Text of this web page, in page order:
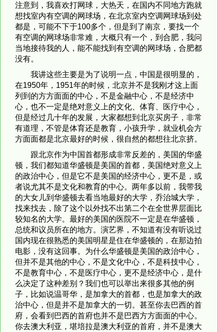
注意到，我喜欢打网球，大热天，在国内不同地方跑就
想找室内有空调的网球场，在北京室内空调网球场到处
都是，可能不下于100多个，但是到了南京，要找一个
有空调的网球场非常难，大概只有一个，到合肥，我问
当地接待我的人，能不能找到有空调的网球场，合肥都
没有。
我讲这些主要是为了说明一点，中国是很明显的，
在1950年，1951年的时候，北京并不是我刚才这上面
列到的方方面面的中心，不是金融中心，不是经济中
心，也不一定是绝对意义上的文化、体育、医疗中心，
但是经过几十年的发展，大家都想到北京买房子，非常
有道理，不管是体育还是教育，小孩升学，就业机会方
方面面都是北京最好的时候，很自然的都想往北京挤。
跟北京作为中国首都形成非常反差的，美国的华盛
顿，我们都知道华盛顿是美国的首都，美国绝对意义上
的政治中心，但是它不是美国的经济中心，更不是，或
者说尤其不是文化和教育的中心。两年多以前，我带我
的大女儿到华盛顿去看当地最好的大学，乔治城大学，
找来找去，除了这个以外找不出第二个在全世界层面比
较知名的大学。最好的美国的医院不一定是在华盛顿，
总统和议员所在的地方。演艺界，不知道有没有听说过
国内现在很熟悉的美国明星是住在华盛顿的，在那边拍
电影，没有这回事。为什么华盛顿是美国的政治中心，
但并不是其他的中心，不是文化中心，不是科技中心，
不是教育中心，不是医疗中心，更不是经济中心，是什
么决定了这种差别？我们也可以举出来很多其他的例
子，比如说温哥华，是加拿大的首都，也是加拿大的政
治中心，但是并不是加拿大的一切。甚至你去巴西的首
府，会看到巴西的首府也并不是巴西方方面面的中心。
你去澳大利亚，堪培拉是澳大利亚的首府，并不是澳大